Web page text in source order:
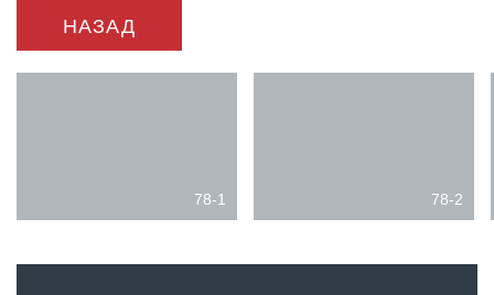
НАЗАД
78-1 78-2